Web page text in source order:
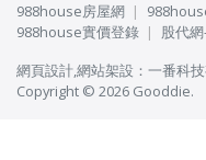
988house房屋網
988house實價登錄
股代
網頁設計,網站架設 ： 一番科
Copyright © 2026 Gooddie.